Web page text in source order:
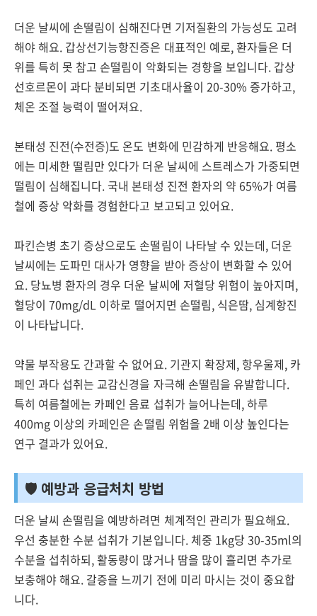
더운 날씨에 손떨림이 심해진다면 기저질환의 가능성도 고려
해야 해요. 갑상선기능항진증은 대표적인 예로, 환자들은 더
위를 특히 못 참고 손떨림이 악화되는 경향을 보입니다. 갑상
선호르몬이 과다 분비되면 기초대사율이 20-30% 증가하고,
체온 조절 능력이 떨어져요.
본태성 진전(수전증)도 온도 변화에 민감하게 반응해요. 평소
에는 미세한 떨림만 있다가 더운 날씨에 스트레스가 가중되면
떨림이 심해집니다. 국내 본태성 진전 환자의 약 65%가 여름
철에 증상 악화를 경험한다고 보고되고 있어요.
파킨슨병 초기 증상으로도 손떨림이 나타날 수 있는데, 더운
날씨에는 도파민 대사가 영향을 받아 증상이 변화할 수 있어
요. 당뇨병 환자의 경우 더운 날씨에 저혈당 위험이 높아지며,
혈당이 70mg/dL 이하로 떨어지면 손떨림, 식은땀, 심계항진
이 나타납니다.
약물 부작용도 간과할 수 없어요. 기관지 확장제, 항우울제, 카
페인 과다 섭취는 교감신경을 자극해 손떨림을 유발합니다.
특히 여름철에는 카페인 음료 섭취가 늘어나는데, 하루
400mg 이상의 카페인은 손떨림 위험을 2배 이상 높인다는
연구 결과가 있어요.
🛡️ 예방과 응급처치 방법
더운 날씨 손떨림을 예방하려면 체계적인 관리가 필요해요.
우선 충분한 수분 섭취가 기본입니다. 체중 1kg당 30-35ml의
수분을 섭취하되, 활동량이 많거나 땀을 많이 흘리면 추가로
보충해야 해요. 갈증을 느끼기 전에 미리 마시는 것이 중요합
니다.